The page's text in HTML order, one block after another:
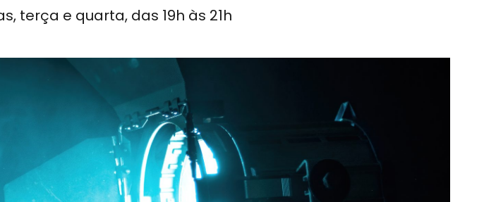
terça e quarta, das 19h às 21h